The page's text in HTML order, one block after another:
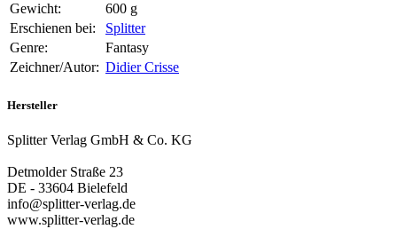
Gewicht:
600 g
Erschienen bei:
Splitter
Genre:
Fantasy
Zeichner/Autor: Didier Crisse
Hersteller
Splitter Verlag GmbH & Co. KG
Detmolder Straße 23
DE - 33604 Bielefeld
info@splitter-verlag.de
www.splitter-verlag.de